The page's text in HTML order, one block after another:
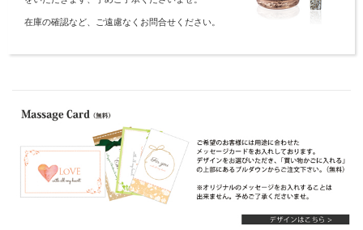
在庫の確認など、ご遠慮なくお問合せください。